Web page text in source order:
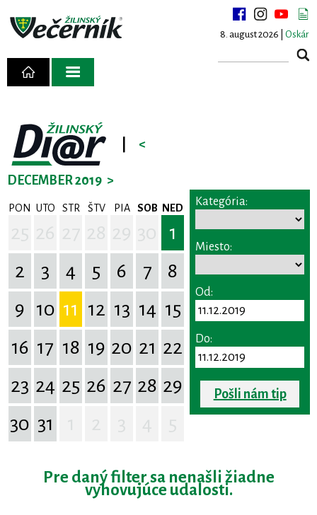
8. august 2026 | Oskár
<
DECEMBER 2019 >
PON UTO STR ŠTV PIA SOB NED
1
2
3 4 5 6 7
8
9 10 11 12 13 14 15
16 17 18 19 20 21 22
23 24 25 26 27 28 29
30 31
Kategória:
Miesto:
Od:
Do:
Pošli nám tip
Pre daný filter sa nenašli žiadne
vyhovujúce udalosti.